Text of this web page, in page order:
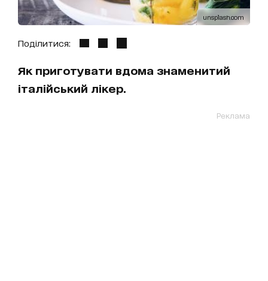
unsplash.com
Поділитися:
Як приготувати вдома знаменитий
італійський лікер.
Реклама